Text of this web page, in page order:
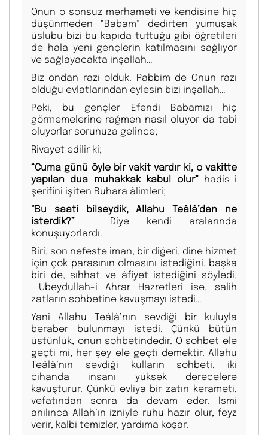
Onun o sonsuz merhameti ve kendisine hiç
düşünmeden “Babam” dedirten yumuşak
üslubu bizi bu kapıda tuttuğu gibi öğretileri
de hala yeni gençlerin katılmasını sağlıyor
ve sağlayacakta inşallah…
Biz ondan razı olduk. Rabbim de Onun razı
olduğu evlatlarından eylesin bizi inşallah…
Peki, bu gençler Efendi Babamızı hiç
görmemelerine rağmen nasıl oluyor da tabi
oluyorlar sorunuza gelince;
Rivayet edilir ki;
“Cuma günü öyle bir vakit vardır ki, o vakitte
yapılan dua muhakkak kabul olur”hadis-i
şerifini işiten Buhara âlimleri;
“Bu saati bilseydik, Allahu Teâlâ’dan ne
isterdik?” Diye kendi aralarında
konuşuyorlardı.
Biri, son nefeste iman, bir diğeri, dine hizmet
için çok parasının olmasını istediğini, başka
biri de, sıhhat ve âfiyet istediğini söyledi.
Ubeydullah-i Ahrar Hazretleri ise, salih
zatların sohbetine kavuşmayı istedi…
Yani Allahu Teâlâ’nın sevdiği bir kuluyla
beraber bulunmayı istedi. Çünkü bütün
üstünlük, onun sohbetindedir. O sohbet ele
geçti mi, her şey ele geçti demektir. Allahu
Teâlâ’nın sevdiği kulların sohbeti, iki
cihanda insanı yüksek derecelere
kavuşturur. Çünkü evliya bir zatın kerameti,
vefatından sonra da devam eder. İsmi
anılınca Allah’ın izniyle ruhu hazır olur, feyz
verir, kalbi temizler, yardıma koşar.